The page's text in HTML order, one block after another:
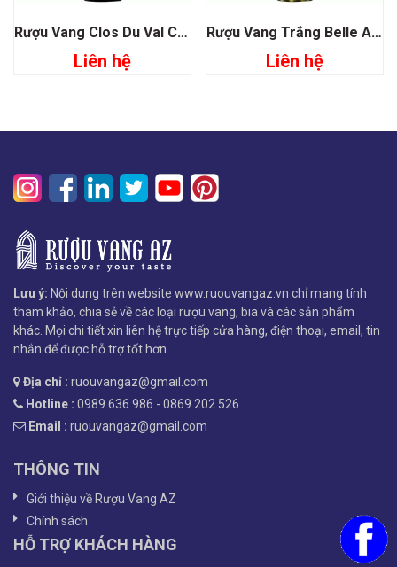
Rượu Vang Clos Du Val Cabernet Sauvignon Napa Valley
Liên hệ
Rượu Vang Trắng Belle Ambiance Pinot Grigio
Liên hệ
Lưu ý: Nội dung trên website www.ruouvangaz.vn chỉ mang tính
tham khảo, chia sẻ về các loại rượu vang, bia và các sản phẩm
khác. Mọi chi tiết xin liên hệ trực tiếp cửa hàng, điện thoại, email, tin
nhắn để được hỗ trợ tốt hơn.
Địa chỉ : ruouvangaz@gmail.com
Hotline : 0989.636.986 - 0869.202.526
Email : ruouvangaz@gmail.com
THÔNG TIN
Giới thiệu về Rượu Vang AZ
Chính sách
HỖ TRỢ KHÁCH HÀNG